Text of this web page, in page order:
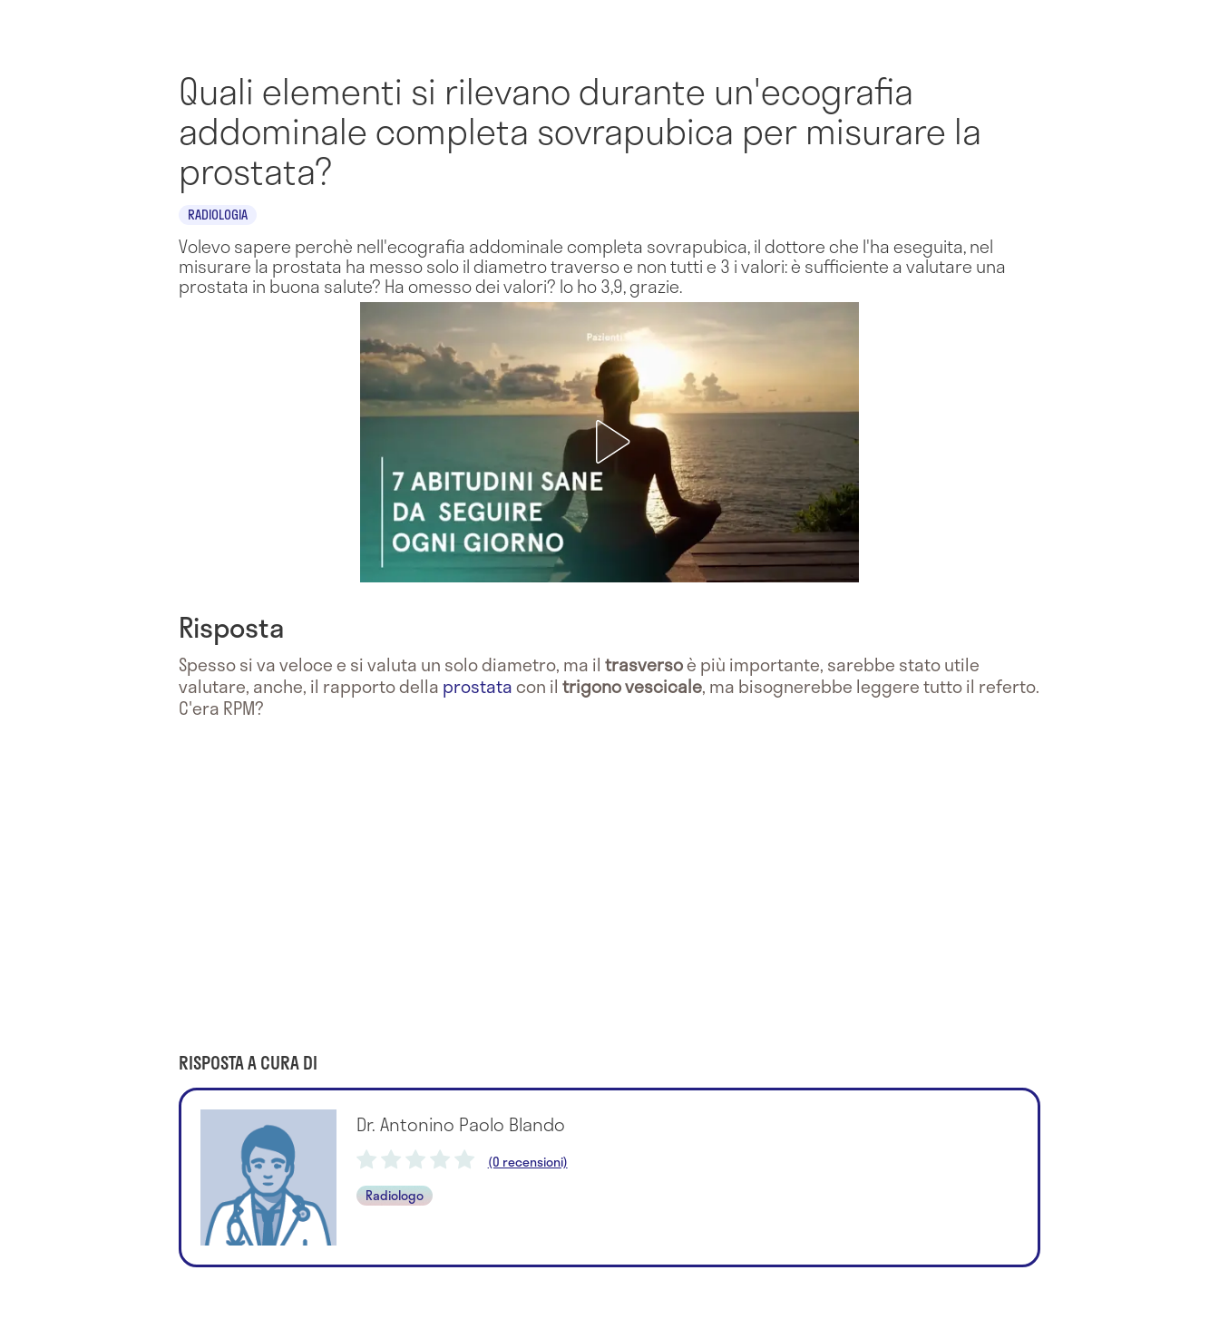
Quali elementi si rilevano durante un'ecografia
addominale completa sovrapubica per misurare la
prostata?
RADIOLOGIA
Volevo sapere perchè nell'ecografia addominale completa sovrapubica, il dottore che l'ha eseguita, nel
misurare la prostata ha messo solo il diametro traverso e non tutti e 3 i valori: è sufficiente a valutare una
prostata in buona salute? Ha omesso dei valori? Io ho 3,9, grazie.
Risposta
Spesso si va veloce e si valuta un solo diametro, ma il trasversoè più importante, sarebbe stato utile
valutare, anche, il rapporto della prostatacon il trigono vescicale, ma bisognerebbe leggere tutto il referto.
C'era RPM?
RISPOSTA A CURA DI
Dr. Antonino Paolo Blando
(0 recensioni)
Radiologo